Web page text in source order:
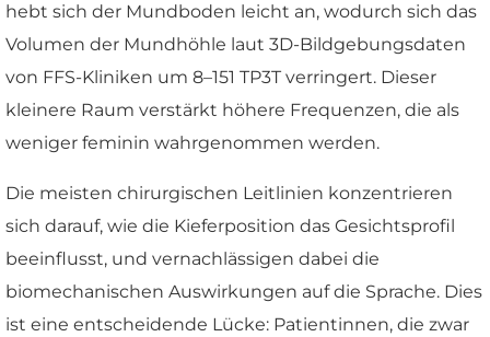
hebt sich der Mundboden leicht an, wodurch sich das
Volumen der Mundhöhle laut 3D-Bildgebungsdaten
von FFS-Kliniken um 8–151 TP3T verringert. Dieser
kleinere Raum verstärkt höhere Frequenzen, die als
weniger feminin wahrgenommen werden.
Die meisten chirurgischen Leitlinien konzentrieren
sich darauf, wie die Kieferposition das Gesichtsprofil
beeinflusst, und vernachlässigen dabei die
biomechanischen Auswirkungen auf die Sprache. Dies
ist eine entscheidende Lücke: Patientinnen, die zwar